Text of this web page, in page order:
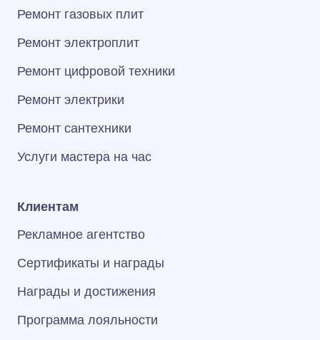
Ремонт газовых плит
Ремонт электроплит
Ремонт цифровой техники
Ремонт электрики
Ремонт сантехники
Услуги мастера на час
Клиентам
Рекламное агентство
Сертификаты и награды
Награды и достижения
Программа лояльности